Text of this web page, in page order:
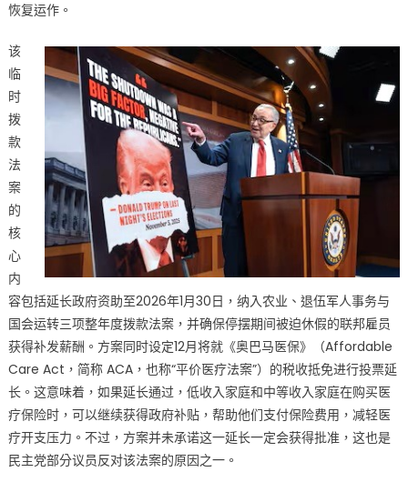
运
作〉
中
恢复运作。
该
临
时
拨
款
法
案
的
核
心
内
容包括延长政府资助至2026年1月30日，纳入农业、退伍军人事务与
国会运转三项整年度拨款法案，并确保停摆期间被迫休假的联邦雇员
获得补发薪酬。方案同时设定12月将就《奥巴马医保》（Affordable
Care Act，简称 ACA，也称“平价医疗法案”）的税收抵免进行投票延
长。这意味着，如果延长通过，低收入家庭和中等收入家庭在购买医
疗保险时，可以继续获得政府补贴，帮助他们支付保险费用，减轻医
疗开支压力。不过，方案并未承诺这一延长一定会获得批准，这也是
民主党部分议员反对该法案的原因之一。